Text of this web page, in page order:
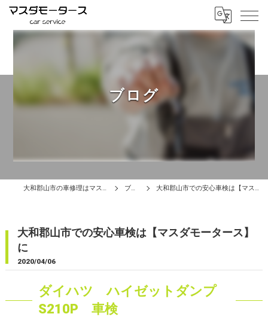
ブログ
大和郡山市の車修理はマスダモータース ブログ 大和郡山市での安心車検は【マスダモータース】に
大和郡山市での安心車検は【マスダモータース】
に
2020/04/06
ダイハツ ハイゼットダンプ
S210P 車検